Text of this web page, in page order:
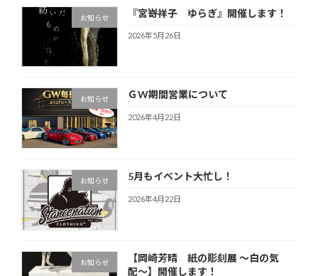
お知らせ 『宮嵜祥子 ゆらぎ』開催します！
2026年5月26日
お知らせ ＧW期間営業について
2026年4月22日
お知らせ 5月もイベント大忙し！
2026年4月22日
お知らせ
【岡崎芳晴 紙の彫刻展 〜白の気
配〜】開催します！